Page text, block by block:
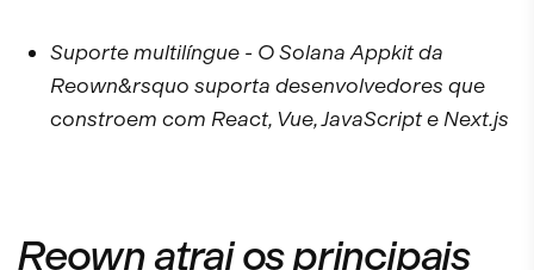
Suporte multilíngue - O Solana Appkit da
Reown&rsquo suporta desenvolvedores que
constroem com React, Vue, JavaScript e Next.js
Reown atrai os principais